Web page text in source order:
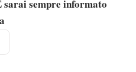
sempre informato
possono